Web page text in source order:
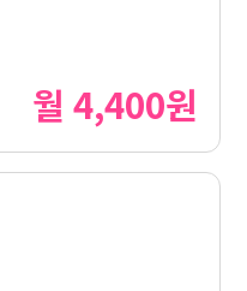
월 4,400원